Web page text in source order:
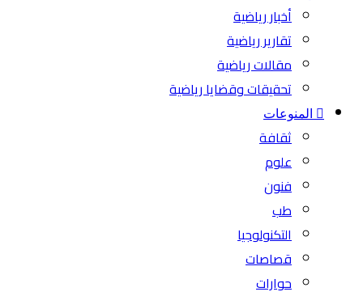
أخبار رياضية
تقارير رياضية
مقالات رياضية
تحقيقات وقضايا رياضية
المنوعات
ثقافة
علوم
فنون
طب
التكنولوجيا
قصاصات
حوارات